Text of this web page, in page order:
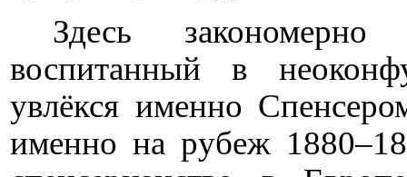
Здесь
воспитанный в
увлёкся именно
именно на рубеж